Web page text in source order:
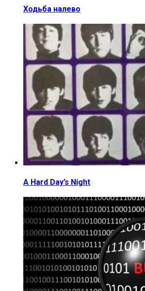
Ходьба налево
A Hard Day’s Night